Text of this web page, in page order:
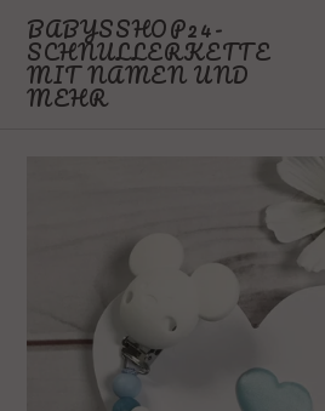
zum
Inhalt
BABYSSHOP24-
SCHNULLERKETTE
MIT NAMEN UND
MEHR